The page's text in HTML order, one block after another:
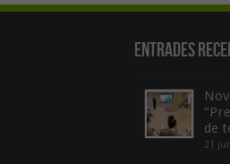
Entrades
de
21